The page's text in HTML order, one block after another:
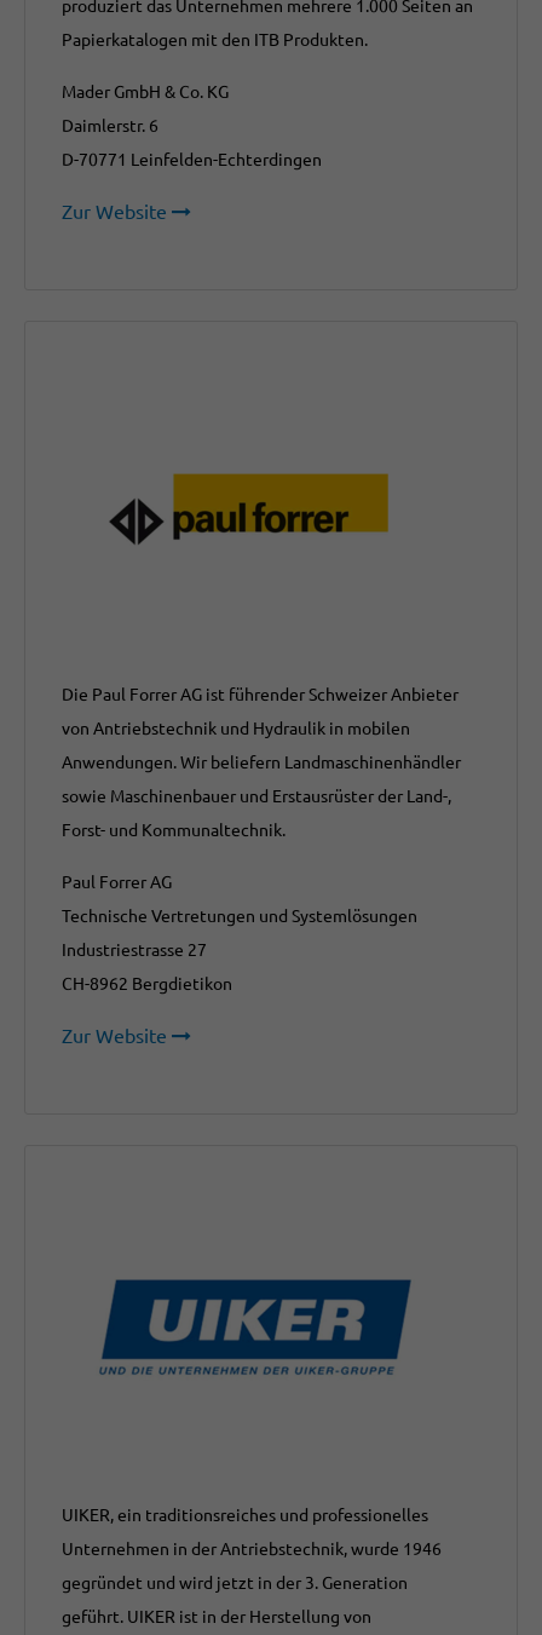
produziert das Unternehmen mehrere 1.000 Seiten an
Papierkatalogen mit den ITB Produkten.
Mader GmbH & Co. KG
Daimlerstr. 6
D-70771 Leinfelden-Echterdingen
Zur Website
Die Paul Forrer AG ist führender Schweizer Anbieter
von Antriebstechnik und Hydraulik in mobilen
Anwendungen. Wir beliefern Landmaschinenhändler
sowie Maschinenbauer und Erstausrüster der Land-,
Forst- und Kommunaltechnik.
Paul Forrer AG
Technische Vertretungen und Systemlösungen
Industriestrasse 27
CH-8962 Bergdietikon
Zur Website
UIKER, ein traditionsreiches und professionelles
Unternehmen in der Antriebstechnik, wurde 1946
gegründet und wird jetzt in der 3. Generation
geführt. UIKER ist in der Herstellung von